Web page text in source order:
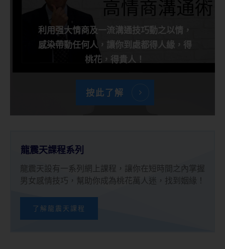
利用强大情商及一流溝通技巧動之以情，
感染帶動任何人，讓你到處都得人緣，得
桃花，得貴人！
按此了解
龍震天課程系列
龍震天設有一系列網上課程，讓你在短時間之內掌握
男女感情技巧，幫助你成為桃花萬人迷，找到姻緣！
了解龍震天課程